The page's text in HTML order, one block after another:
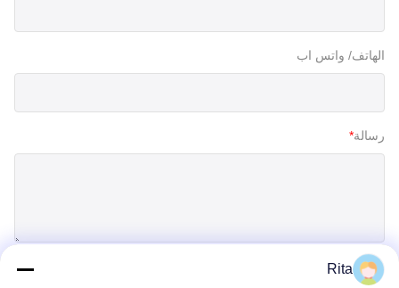
الهاتف/ واتس اب
رسالة*
Rita